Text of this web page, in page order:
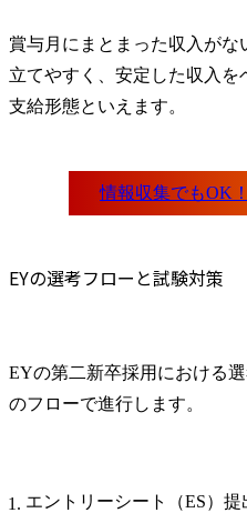
賞与月にまとまった収入が
立てやすく、安定した収入
支給形態といえます。
EYの選考フローと試験対策
EYの第二新卒採用における
のフローで進行します。
エントリーシート（ES）提